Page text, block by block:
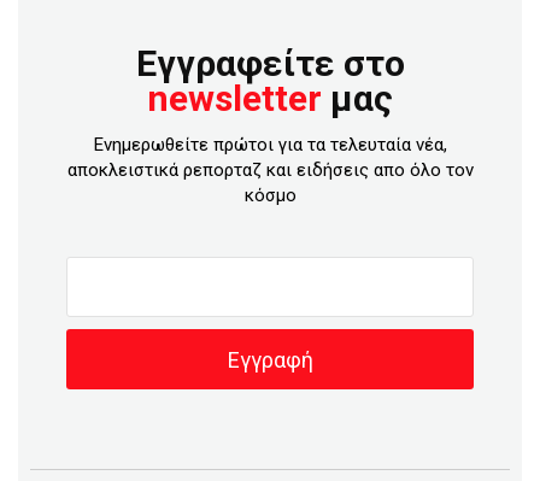
Εγγραφείτε στο
newsletter μας
Ενημερωθείτε πρώτοι για τα τελευταία νέα,
αποκλειστικά ρεπορταζ και ειδήσεις απο όλο τον
κόσμο